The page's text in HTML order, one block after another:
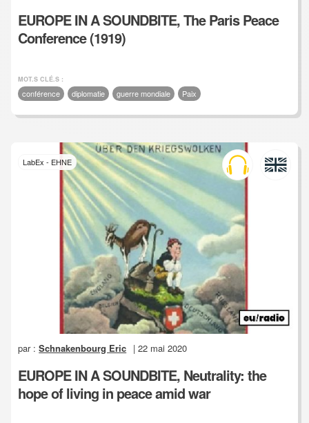
EUROPE IN A SOUNDBITE, The Paris Peace
Conference (1919)
MOT.S CLÉ.S :
conférence diplomatie guerre mondiale Paix
LabEx - EHNE
par :Schnakenbourg Eric | 22 mai 2020
EUROPE IN A SOUNDBITE, Neutrality: the
hope of living in peace amid war